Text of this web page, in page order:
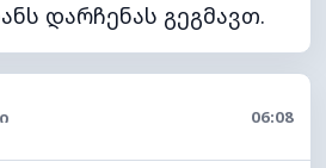
დარჩენას გეგმავთ.
06:08